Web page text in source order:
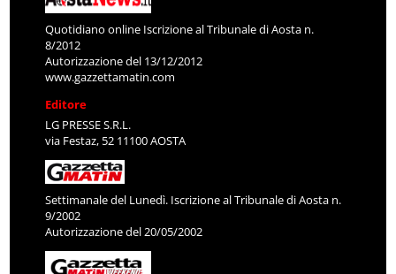
Quotidiano online Iscrizione al Tribunale di Aosta n.
8/2012
Autorizzazione del 13/12/2012
www.gazzettamatin.com
Editore
LG PRESSE S.R.L.
via Festaz, 52 11100 AOSTA
Settimanale del Lunedì. Iscrizione al Tribunale di Aosta n.
9/2002
Autorizzazione del 20/05/2002